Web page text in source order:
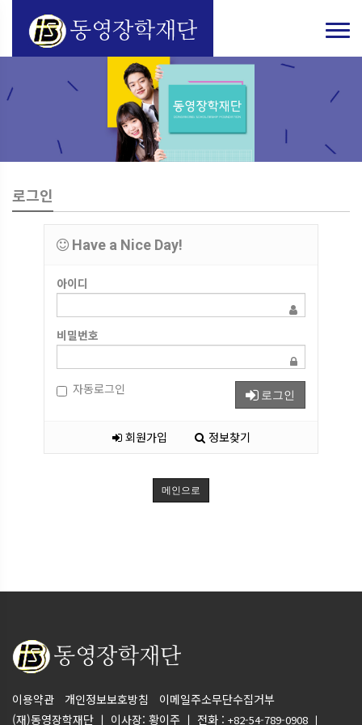
로그인
Have a Nice Day!
아이디
비밀번호
자동로그인 로그인
회원가입 정보찾기
메인으로
이용약관 개인정보보호방침
이메일주소무단수집거부
(재)동영장학재단 ㅣ 이사장: 황이주 ㅣ 전화 : +82-54-789-0908 ㅣ